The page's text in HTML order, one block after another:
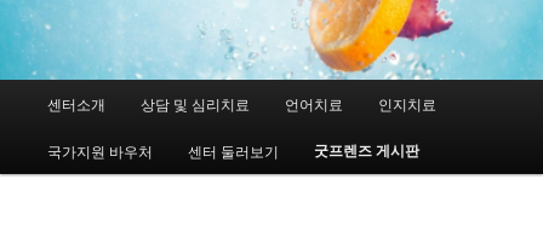
뉴
첫
번
센터소개 상담 및 심리치료 언어치료 인지치료
국가지원 바우처 센터 둘러보기 굿프렌즈 게시판